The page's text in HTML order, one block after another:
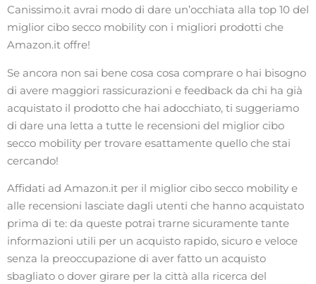
Canissimo.it avrai modo di dare un’occhiata alla top 10 del
miglior cibo secco mobility con i migliori prodotti che
Amazon.it offre!
Se ancora non sai bene cosa cosa comprare o hai bisogno
di avere maggiori rassicurazioni e feedback da chi ha già
acquistato il prodotto che hai adocchiato, ti suggeriamo
di dare una letta a tutte le recensioni del miglior cibo
secco mobility per trovare esattamente quello che stai
cercando!
Affidati ad Amazon.it per il miglior cibo secco mobility e
alle recensioni lasciate dagli utenti che hanno acquistato
prima di te: da queste potrai trarne sicuramente tante
informazioni utili per un acquisto rapido, sicuro e veloce
senza la preoccupazione di aver fatto un acquisto
sbagliato o dover girare per la città alla ricerca del